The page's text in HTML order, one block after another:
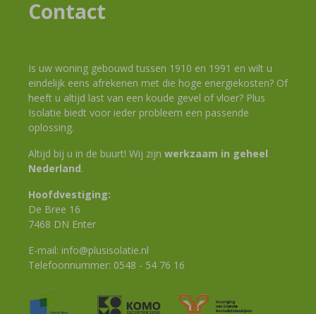
Contact
Is uw woning gebouwd tussen 1910 en 1991 en wilt u
eindelijk eens afrekenen met die hoge energiekosten? Of
heeft u altijd last van een koude gevel of vloer? Plus
Isolatie biedt voor ieder probleem een passende
oplossing.
Altijd bij u in de buurt! Wij zijn werkzaam in geheel
Nederland.
Hoofdvestiging:
De Bree 16
7468 DN Enter
E-mail: info@plusisolatie.nl
Telefoonnummer: 0548 - 54 76 16